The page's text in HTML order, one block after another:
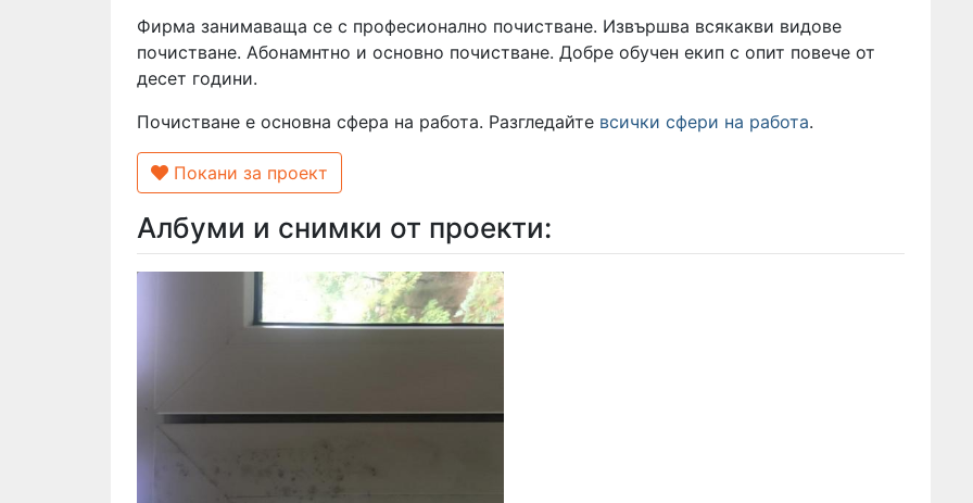
Фирма занимаваща се с професионално почистване. Извършва всякакви видове
почистване. Абонамнтно и основно почистване. Добре обучен екип с опит повече от
десет години.
Почистване е основна сфера на работа. Разгледайте всички сфери на работа.
Покани за проект
Албуми и снимки от проекти: